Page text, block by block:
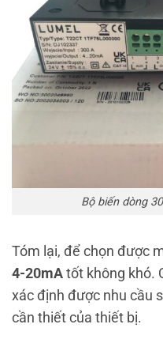
Bộ biến dòng
Tóm lại, để chọn được
4-20mA tốt không khó.
xác định được nhu cầu
cần thiết của thiết bị.